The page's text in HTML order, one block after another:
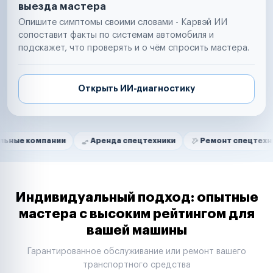
выезда мастера
Опишите симптомы своими словами - Карвэй ИИ
сопоставит факты по системам автомобиля и
подскажет, что проверять и о чём спросить мастера.
Открыть ИИ-диагностику
Нам доверяют
Аренда спецтехники Ремонт спецтехники
Маркетплейсы
Таксопарки
Автодилеры
Строительные компании
Аренда спецтехники
Индивидуальный подход: опытные
мастера с высоким рейтингом для
вашей машины
Гарантированное обслуживание или ремонт вашего
транспортного средства